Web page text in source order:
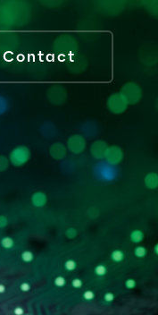
Contact